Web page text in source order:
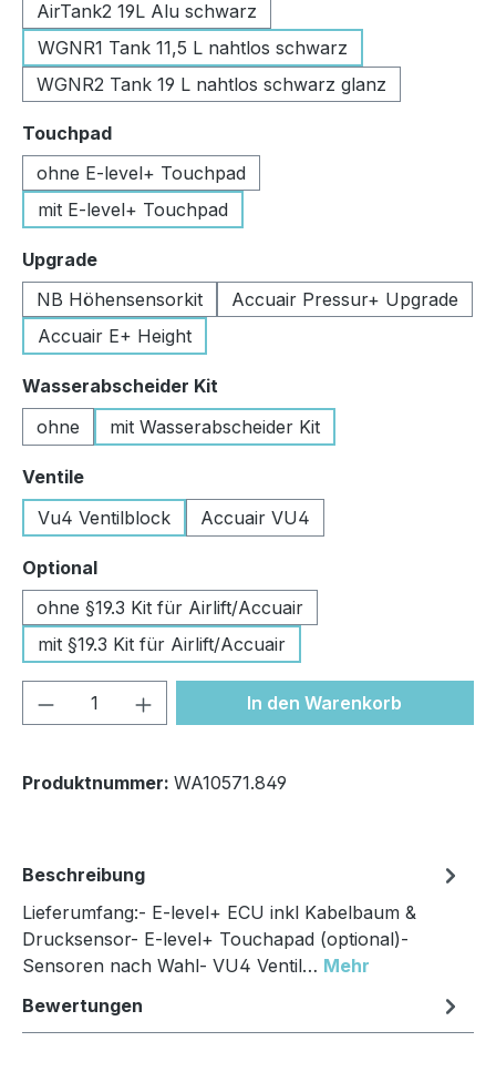
AirTank2 19L Alu schwarz
WGNR1 Tank 11,5 L nahtlos schwarz
WGNR2 Tank 19 L nahtlos schwarz glanz
Touchpadauswählen
ohne E-level+ Touchpad
mit E-level+ Touchpad
Upgradeauswählen
NB Höhensensorkit
Accuair Pressur+ Upgrade
Accuair E+ Height
Wasserabscheider Kit
ohne
mit Wasserabscheider Kit
Ventileauswählen
Vu4 Ventilblock
Accuair VU4
Optionalauswählen
ohne §19.3 Kit für Airlift/Accuair
mit §19.3 Kit für Airlift/Accuair
Produkt Anzahl: Gib denIn den Warenkorb
Produktnummer: WA10571.849
Beschreibung
Lieferumfang:- E-level+ ECU inkl Kabelbaum &
Drucksensor- E-level+ Touchapad (optional)-
Sensoren nach Wahl- VU4 Ventil… Mehr
Bewertungen